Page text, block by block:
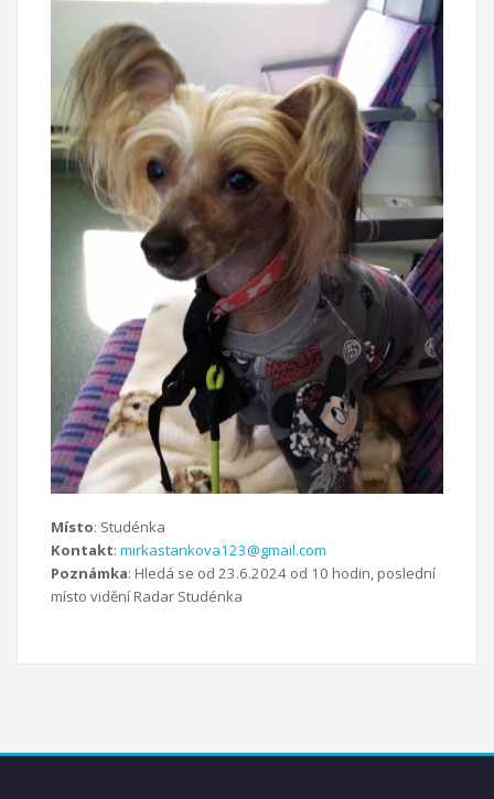
Místo: Studénka
Kontakt: mirkastankova123@gmail.com
Poznámka: Hledá se od 23.6.2024 od 10 hodin, poslední
místo vidění Radar Studénka